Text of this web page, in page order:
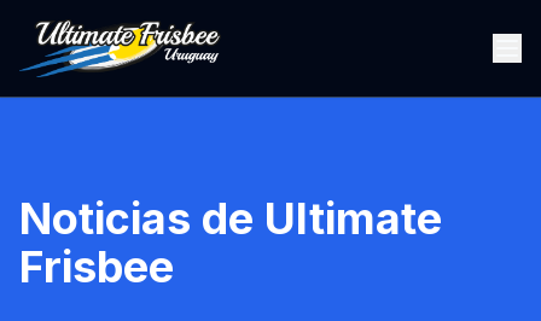
Noticias de Ultimate
Frisbee